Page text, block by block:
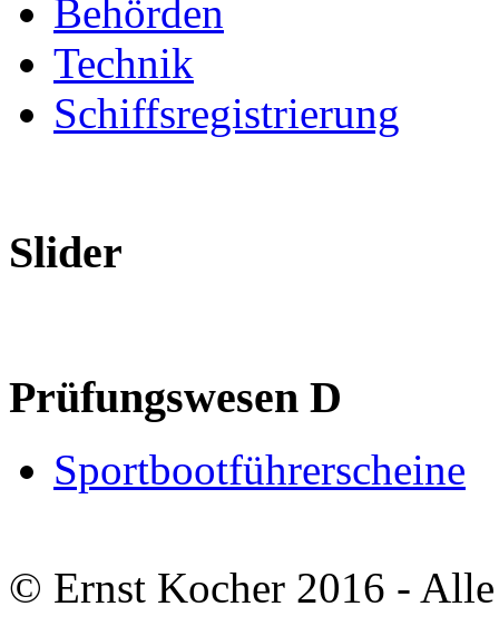
Behörden
Technik
Schiffsregistrierung
Slider
Prüfungswesen D
Sportbootführerscheine
© Ernst Kocher 2016 -